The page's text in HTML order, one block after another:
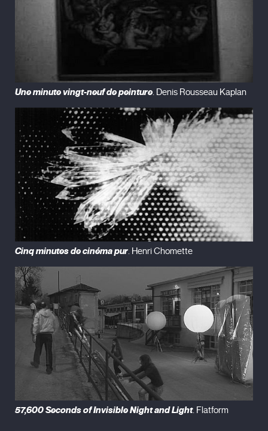
Une minute vingt-neuf de peinture. Denis Rousseau Kaplan
Cinq minutes de cinéma pur. Henri Chomette
57,600 Seconds of Invisible Night and Light. Flatform